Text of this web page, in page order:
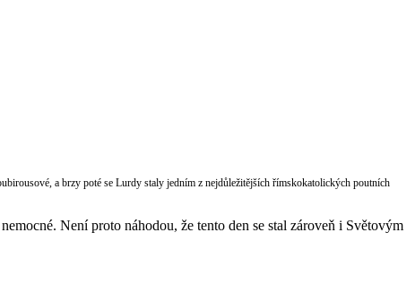
a brzy poté se Lurdy staly jedním z nejdůležitějších římskokatolických poutních
Není proto náhodou, že tento den se stal zároveň i Světovým